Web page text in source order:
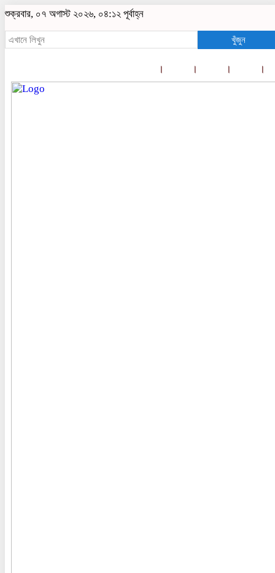
শুক্রবার, ০৭ অগাস্ট ২০২৬, ০৪:১২ পূর্বাহ্ন
খুঁজুন